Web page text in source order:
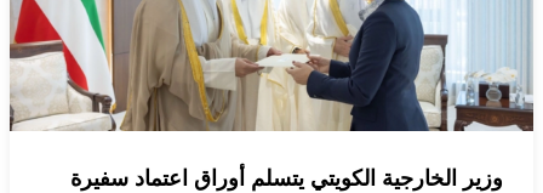
وزير الخارجية الكويتي يتسلم أوراق اعتماد سفيرة